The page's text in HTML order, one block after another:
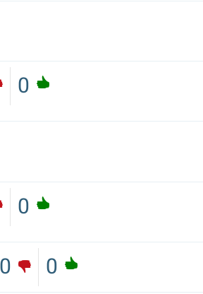
0
0
0
0